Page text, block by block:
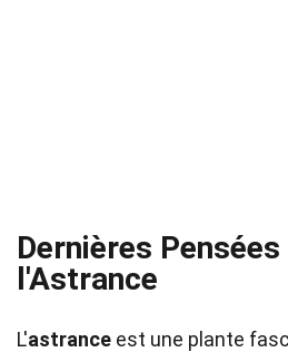
Dernières
l'Astrance
L'astrance est une plante